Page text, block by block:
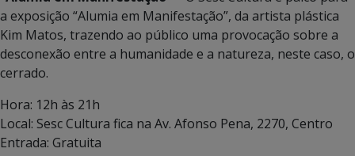
a exposição “Alumia em Manifestação”, da artista plástica
Kim Matos, trazendo ao público uma provocação sobre a
desconexão entre a humanidade e a natureza, neste caso, o
cerrado.
Hora: 12h às 21h
Local: Sesc Cultura fica na Av. Afonso Pena, 2270, Centro
Entrada: Gratuita